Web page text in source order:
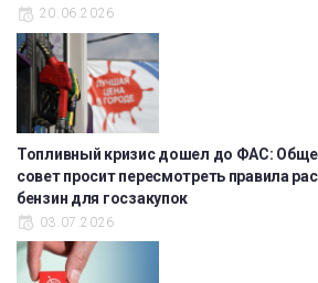
20.06.2026
Топливный кризис дошел до ФАС:
совет просит пересмотреть правила
бензин для госзакупок
03.07.2026